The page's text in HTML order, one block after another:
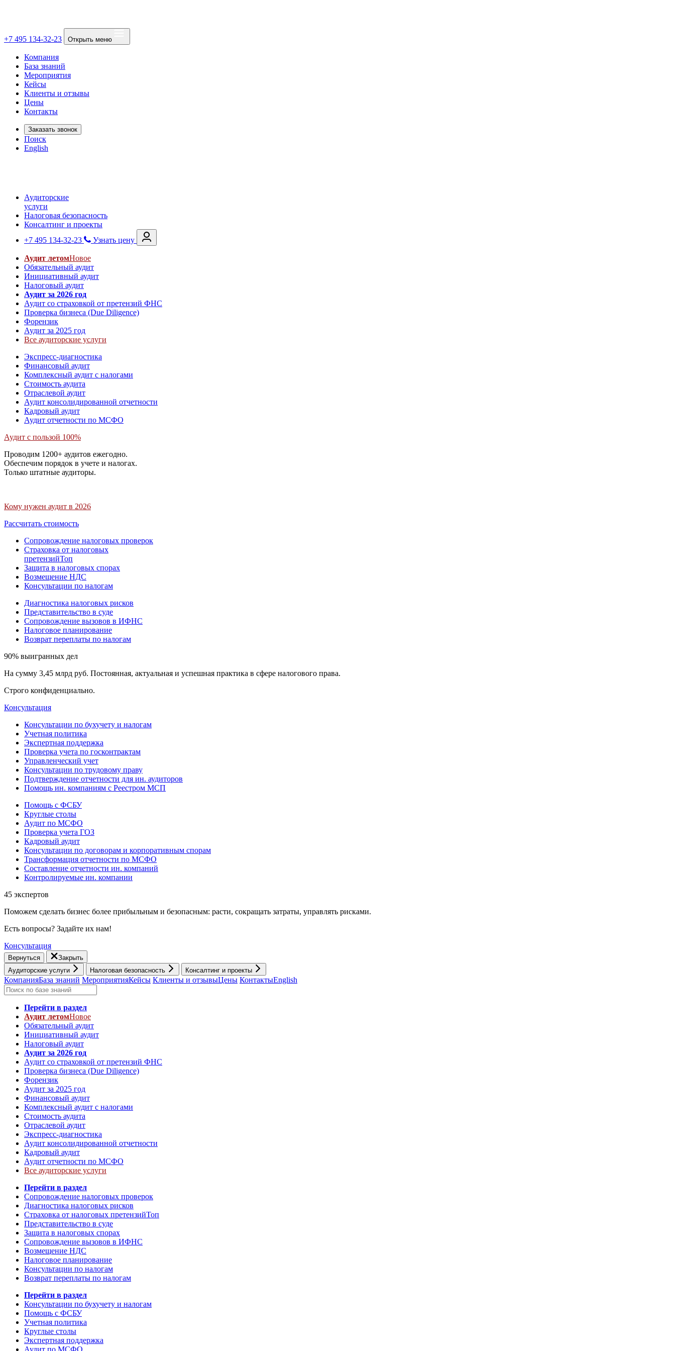
+7 495 134-32-23 Открыть меню
Компания
База знаний
Мероприятия
Кейсы
Клиенты и отзывы
Цены
Контакты
Заказать звонок
Поиск
English
Аудиторские
услуги
Налоговая безопасность
Консалтинг и проекты
+7 495 134-32-23
Узнать цену
Аудит летомНовое
Обязательный аудит
Инициативный аудит
Налоговый аудит
Аудит за 2026 год
Аудит со страховкой от претензий ФНС
Проверка бизнеса (Due Diligence)
Форензик
Аудит за 2025 год
Все аудиторские услуги
Экспресс-диагностика
Финансовый аудит
Комплексный аудит с налогами
Стоимость аудита
Отраслевой аудит
Аудит консолидированной отчетности
Кадровый аудит
Аудит отчетности по МСФО
Аудит с пользой 100%
Проводим 1200+ аудитов ежегодно.
Обеспечим порядок в учете и налогах.
Только штатные аудиторы.
Кому нужен аудит в 2026
Рассчитать стоимость
Сопровождение налоговых проверок
Страховка от налоговых
претензийТоп
Защита в налоговых спорах
Возмещение НДС
Консультации по налогам
Диагностика налоговых рисков
Представительство в суде
Сопровождение вызовов в ИФНС
Налоговое планирование
Возврат переплаты по налогам
90% выигранных дел
На сумму 3,45 млрд руб. Постоянная, актуальная и успешная практика в сфере налогового права.
Строго конфиденциально.
Консультация
Консультации по бухучету и налогам
Учетная политика
Экспертная поддержка
Проверка учета по госконтрактам
Управленческий учет
Консультации по трудовому праву
Подтверждение отчетности для ин. аудиторов
Помощь ин. компаниям с Реестром МСП
Помощь с ФСБУ
Круглые столы
Аудит по МСФО
Проверка учета ГОЗ
Кадровый аудит
Консультации по договорам и корпоративным спорам
Трансформация отчетности по МСФО
Составление отчетности ин. компаний
Контролируемые ин. компании
45 экспертов
Поможем сделать бизнес более прибыльным и безопасным: расти, cокращать затраты, управлять рисками.
Есть вопросы? Задайте их нам!
Консультация
Вернуться
Закрыть
Аудиторские услуги
Налоговая безопасность Консалтинг и проекты
КомпанияБаза знаний МероприятияКейсы Клиенты и отзывыЦены КонтактыEnglish
Перейти в раздел
Аудит летомНовое
Обязательный аудит
Инициативный аудит
Налоговый аудит
Аудит за 2026 год
Аудит со страховкой от претензий ФНС
Проверка бизнеса (Due Diligence)
Форензик
Аудит за 2025 год
Финансовый аудит
Комплексный аудит с налогами
Стоимость аудита
Отраслевой аудит
Экспресс-диагностика
Аудит консолидированной отчетности
Кадровый аудит
Аудит отчетности по МСФО
Все аудиторские услуги
Перейти в раздел
Сопровождение налоговых проверок
Диагностика налоговых рисков
Страховка от налоговых претензийТоп
Представительство в суде
Защита в налоговых спорах
Сопровождение вызовов в ИФНС
Возмещение НДС
Налоговое планирование
Консультации по налогам
Возврат переплаты по налогам
Перейти в раздел
Консультации по бухучету и налогам
Помощь с ФСБУ
Учетная политика
Круглые столы
Экспертная поддержка
Аудит по МСФО